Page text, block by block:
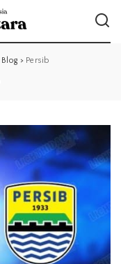
Blog > Persib